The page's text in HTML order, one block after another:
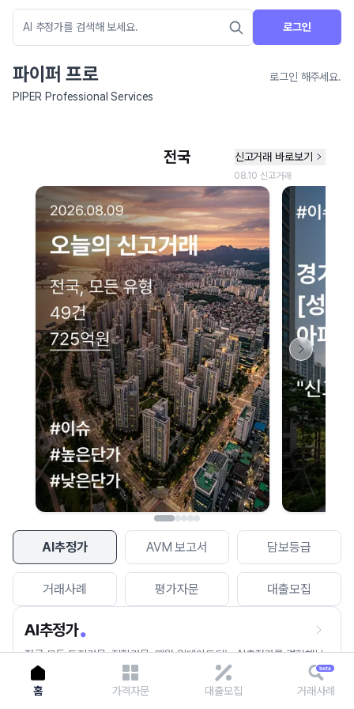
로그인
파이퍼 프로
로그인 해주세요.
PIPER Professional Services
AI추정가 AVM 보고서 담보등급
거래사례 평가자문 대출모집
AI추정가
전국 모든 토지건물, 집합건물, 매월 업데이트되는 AI추정가를 경험해보
세요.
네이버 지도 연결 안내
현재 네이버 지도 연결이 원활하지 않아 지도를 불러올 수 없습니다.
이용에 불편을 드려 죄송합니다.
다시 시도
홈 가격자문 대출모집 거래사례